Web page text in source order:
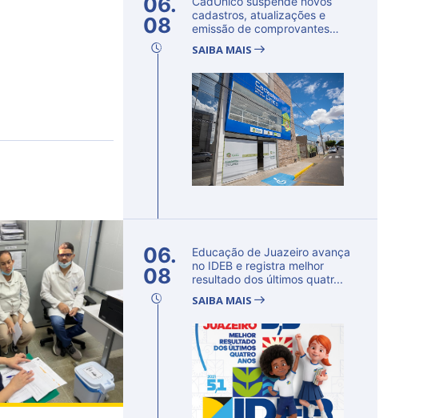
08
cadastros, atualizações e
emissão de comprovantes
SAIBA MAIS
06.
08
Educação de Juazeiro avança
no IDEB e registra melhor
resultado dos últimos quatr...
SAIBA MAIS